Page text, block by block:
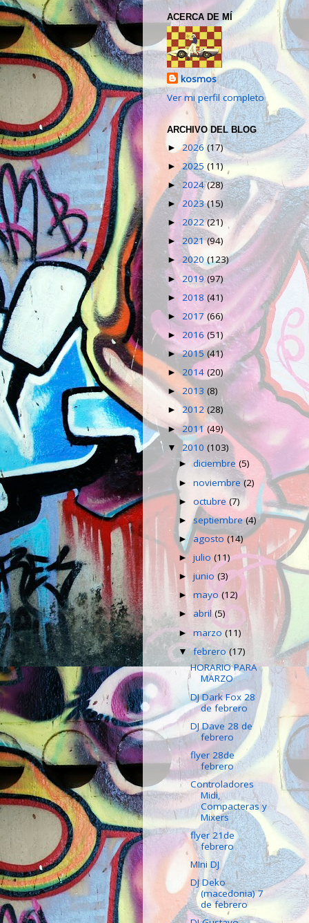
ACERCA DE MÍ
kosmos
Ver mi perfil completo
ARCHIVO DEL BLOG
►2026 (17)
►2025 (11)
►2024(28)
►2023(15)
► 2022(21)
► 2021(94)
► 2020(123)
►2019(97)
► 2018(41)
► 2017 (66)
► 2016 (51)
►2015(41)
►2014 (20)
►2013 (8)
► 2012(28)
►2011 (49)
▼ 2010 (103)
►diciembre(5)
►noviembre(2)
►octubre(7)
►septiembre(4)
►agosto(14)
►julio(11)
►junio(3)
►mayo(12)
► abril(5)
►marzo(11)
▼febrero(17)
HORARIO PARA
MARZO
DJ Dark Fox 28
de febrero
DJ Dave 28 de
febrero
flyer 28de
febrero
Controladores
Midi,
Compacteras y
Mixers
flyer 21de
febrero
MIni DJ
DJ Deko
(macedonia) 7
de febrero